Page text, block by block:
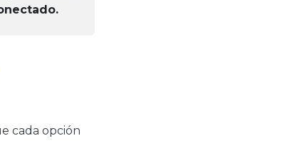
cada opción